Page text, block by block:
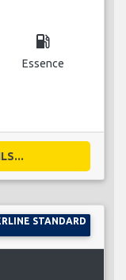
local_gas_station
Essence
STANDARD